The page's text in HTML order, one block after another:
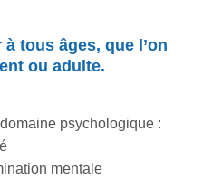
tous âges, que l’on
ou adulte.
psychologique :
mentale